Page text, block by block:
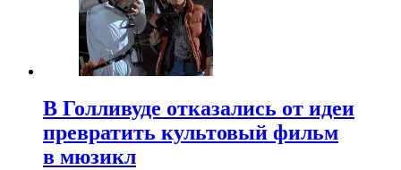
В Голливуде отказались от идеи
превратить культовый фильм
в мюзикл